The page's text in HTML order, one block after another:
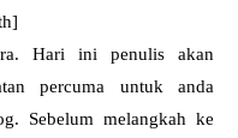
Hari ini penulis akan
percuma untuk anda
Sebelum melangkah ke